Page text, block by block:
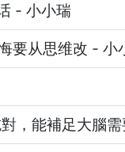
- 小小瑞
要从思维改 - 小
，能補足大腦